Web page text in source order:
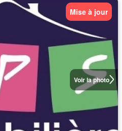
Voir la photo
Mise à jour